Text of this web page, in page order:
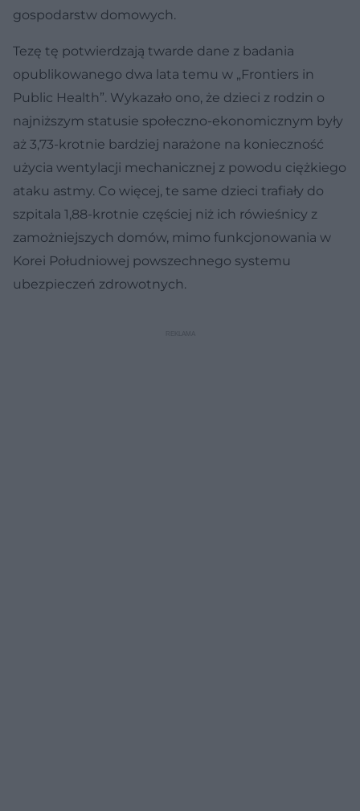
gospodarstw domowych.
Tezę tę potwierdzają twarde dane z badania
opublikowanego dwa lata temu w „Frontiers in
Public Health”. Wykazało ono, że dzieci z rodzin o
najniższym statusie społeczno-ekonomicznym były
aż 3,73-krotnie bardziej narażone na konieczność
użycia wentylacji mechanicznej z powodu ciężkiego
ataku astmy. Co więcej, te same dzieci trafiały do
szpitala 1,88-krotnie częściej niż ich rówieśnicy z
zamożniejszych domów, mimo funkcjonowania w
Korei Południowej powszechnego systemu
ubezpieczeń zdrowotnych.